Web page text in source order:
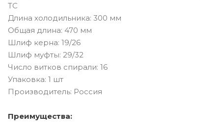
ТС
Длина холодильника: 300 мм
Общая длина: 470 мм
Шлиф керна: 19/26
Шлиф муфты: 29/32
Число витков спирали: 16
Упаковка: 1 шт
Производитель: Россия
Преимущества: